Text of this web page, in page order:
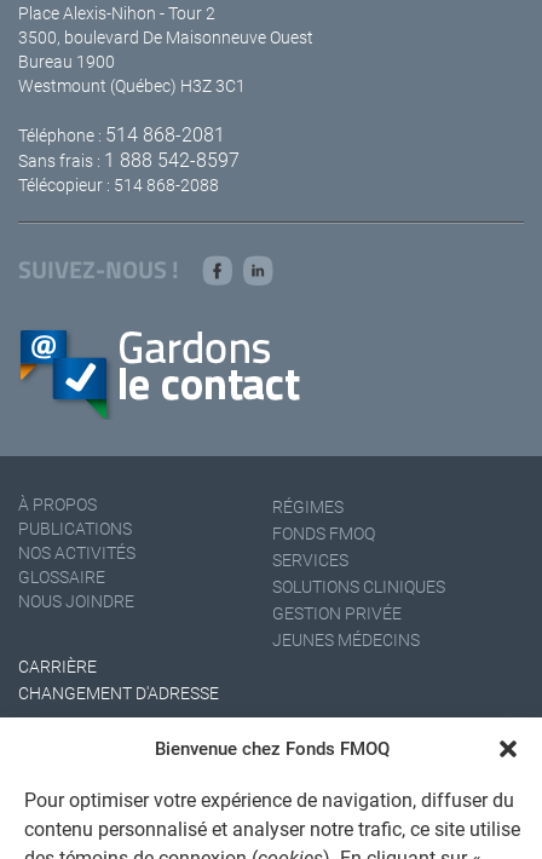
Bienvenue chez Fonds FMOQ
Pour optimiser votre expérience de navigation, diffuser du
contenu personnalisé et analyser notre trafic, ce site utilise
Place Alexis-Nihon - Tour 2
3500, boulevard De Maisonneuve Ouest
Bureau 1900
Westmount (Québec) H3Z 3C1
Téléphone : 514 868-2081
Sans frais : 1 888 542-8597
Télécopieur : 514 868-2088
SUIVEZ-NOUS !
À PROPOS
PUBLICATIONS
NOS ACTIVITÉS
GLOSSAIRE
NOUS JOINDRE
RÉGIMES
FONDS FMOQ
SERVICES
SOLUTIONS CLINIQUES
GESTION PRIVÉE
JEUNES MÉDECINS
CARRIÈRE
CHANGEMENT D'ADRESSE